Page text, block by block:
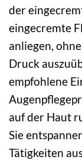
der
eingecremte
anliegen,
Druck
empfohlene
auf der Haut
Sie
Tätigkeiten